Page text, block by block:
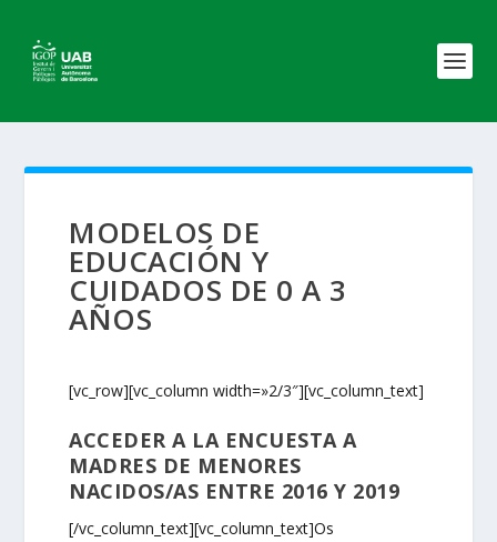
MODELOS DE
EDUCACIÓN Y
CUIDADOS DE 0 A 3
AÑOS
[vc_row][vc_column width=»2/3″][vc_column_text]
ACCEDER A LA ENCUESTA A
MADRES DE MENORES
NACIDOS/AS ENTRE 2016 Y 2019
[/vc_column_text][vc_column_text]Os